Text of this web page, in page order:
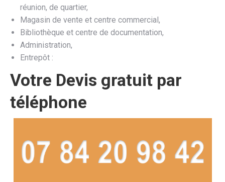
réunion, de quartier,
Magasin de vente et centre commercial,
Bibliothèque et centre de documentation,
Administration,
Entrepôt :
Votre Devis gratuit par
téléphone